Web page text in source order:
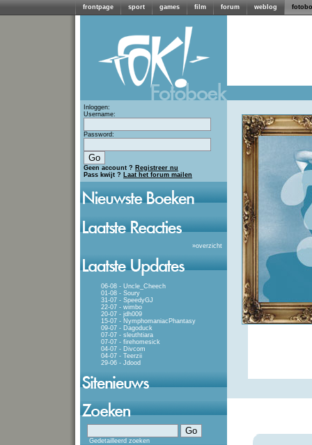
frontpage sport games film forum weblog
Inloggen:
Username:
Password:
Geen account ? Registreer nu
Pass kwijt ? Laat het forum mailen
»overzicht
06-08 - Uncle_Cheech
01-08 - Soury
31-07 - SpeedyGJ
22-07 - wimbo
20-07 - jdh009
15-07 - NymphomaniacPhantasy
09-07 - Dagoduck
07-07 - sleuthtiara
07-07 - firehomesick
04-07 - Divcom
04-07 - Teerzii
29-06 - Jdood
Gedetailleerd zoeken